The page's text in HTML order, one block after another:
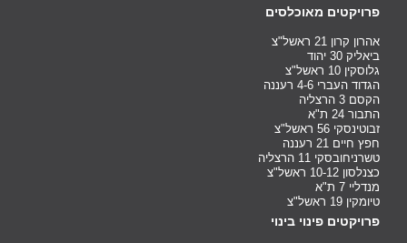
פרויקטים מאוכלסים
אהרון קרון 21 ראשל"צ
ביאליק 30 יהוד
גלוסקין 10 ראשל"צ
הגדוד העברי 4-6 רעננה
הקסם 3 הרצליה
התבור 24 ת"א
זבוטינסקי 56 ראשל"צ
חפץ חיים 21 רעננה
טשרניחובסקי 11 הרצליה
כצנלסון 10-12 ראשל"צ
מנדליי 7 ת"א
טיומקין 19 ראשל"צ
פרויקטים פינוי בינוי